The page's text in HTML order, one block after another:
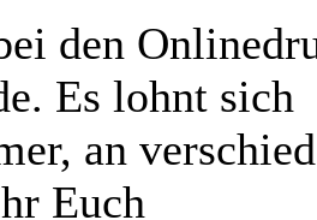
den
Es lohnt sich
an
Euch